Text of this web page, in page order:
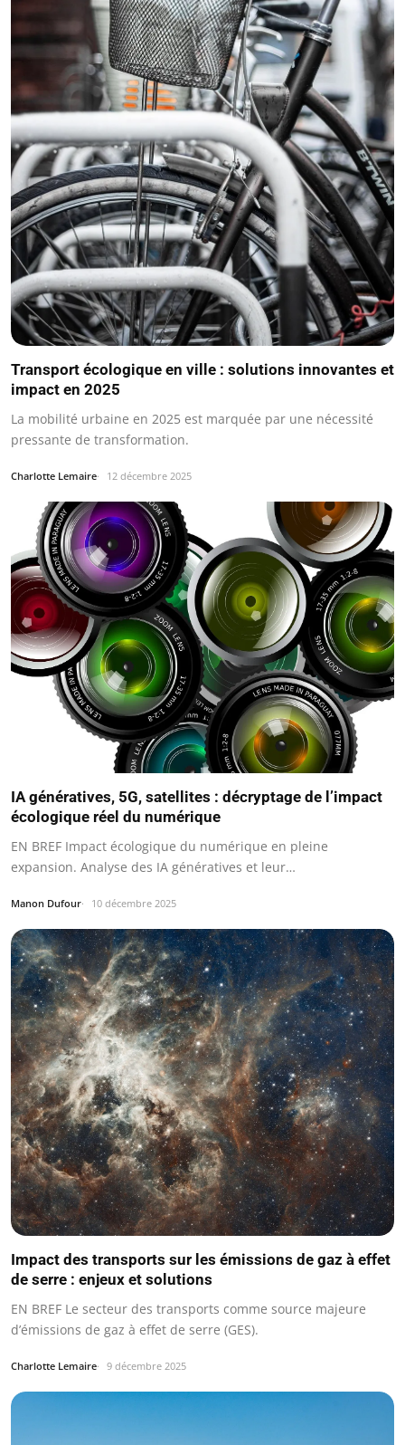
Transport écologique en ville : solutions innovantes et
impact en 2025
La mobilité urbaine en 2025 est marquée par une nécessité
pressante de transformation.
Charlotte Lemaire 12 décembre 2025
IA génératives, 5G, satellites : décryptage de l’impact
écologique réel du numérique
EN BREF Impact écologique du numérique en pleine
expansion. Analyse des IA génératives et leur…
Manon Dufour 10 décembre 2025
Impact des transports sur les émissions de gaz à effet
de serre : enjeux et solutions
EN BREF Le secteur des transports comme source majeure
d’émissions de gaz à effet de serre (GES).
Charlotte Lemaire 9 décembre 2025